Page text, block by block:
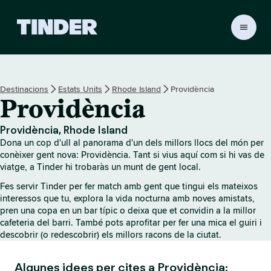
r
I
n
i
c
i
Destinacions Estats Units Rhode Island Providència
Providència
Providència, Rhode Island
Dona un cop d'ull al panorama d'un dels millors llocs del món per
conèixer gent nova: Providència. Tant si vius aquí com si hi vas de
viatge, a Tinder hi trobaràs un munt de gent local.
Fes servir Tinder per fer match amb gent que tingui els mateixos
interessos que tu, explora la vida nocturna amb noves amistats,
pren una copa en un bar típic o deixa que et convidin a la millor
cafeteria del barri. També pots aprofitar per fer una mica el guiri i
descobrir (o redescobrir) els millors racons de la ciutat.
Algunes idees per cites a Providència: